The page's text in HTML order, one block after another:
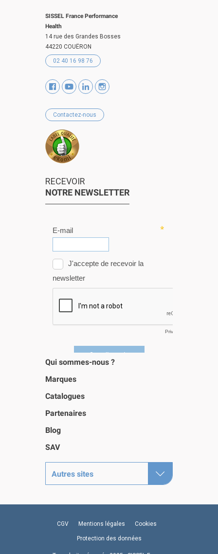
SISSEL France Performance
Health
14 rue des Grandes Bosses
44220 COUËRON
02 40 16 98 76
Contactez-nous
RECEVOIR
NOTRE NEWSLETTER
Qui sommes-nous ?
Marques
Catalogues
Partenaires
Blog
SAV
Autres sites
CGV Mentions légales Cookies
Protection des données